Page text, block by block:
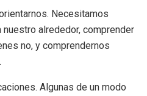
Necesitamos
alrededor, comprender
no, y comprendernos
Algunas de un modo